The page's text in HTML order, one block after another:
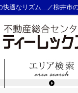
適なリズム...／柳井市